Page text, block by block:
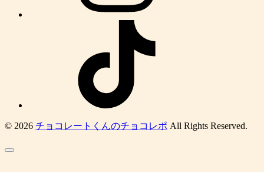
© 2026 チョコレートくんのチョコレポ All Rights Reserved.